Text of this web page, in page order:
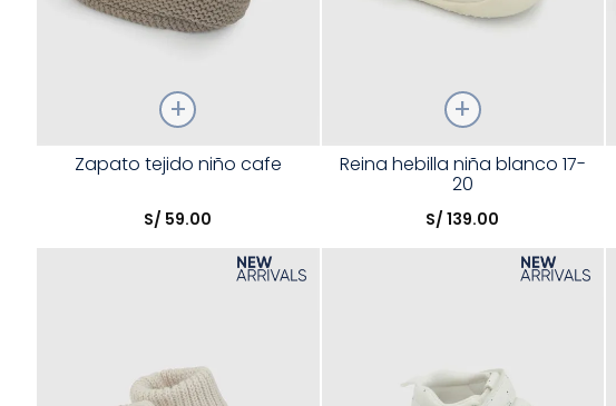
Zapato tejido niño cafe
S/ 59.00
Talla
Elige una opción
Reina hebilla niña blanco 17-
20
S/139.00